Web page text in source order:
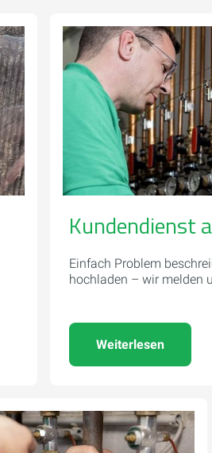
Kundendienst
Einfach Problem
hochladen – wir melden
Weiterlesen